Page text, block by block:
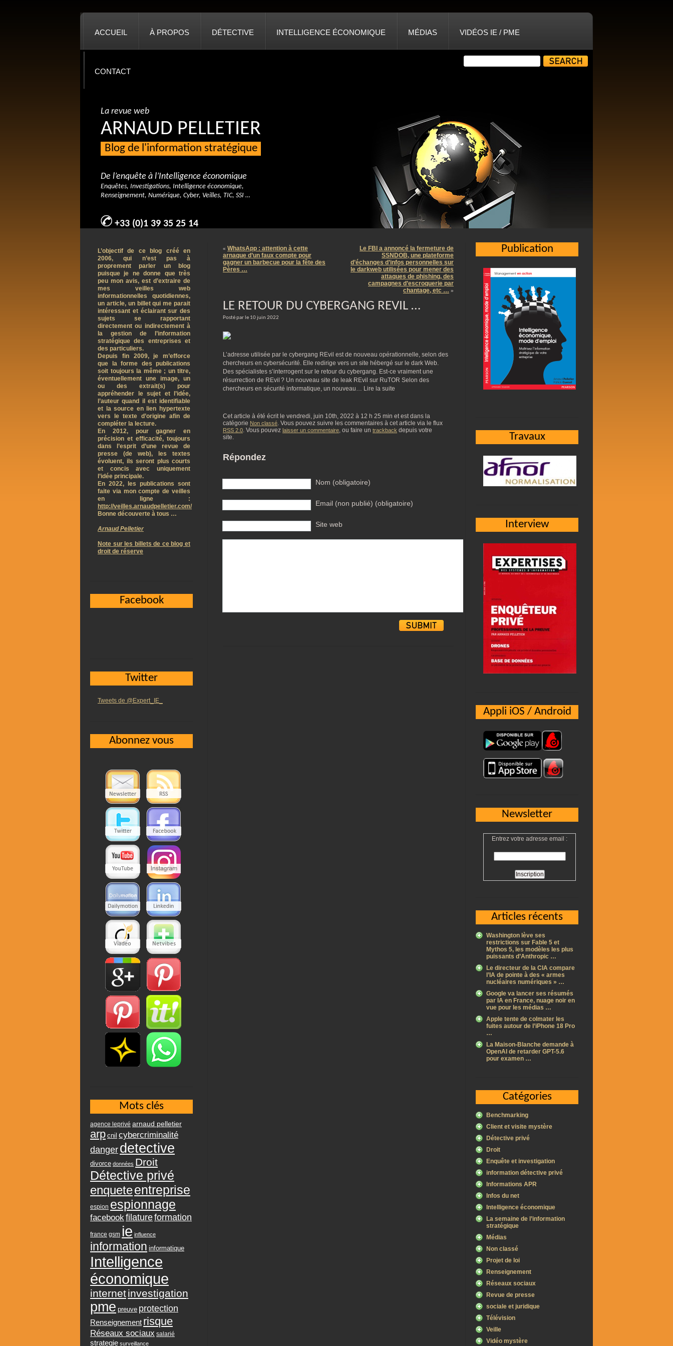
ACCUEIL À PROPOS DÉTECTIVE INTELLIGENCE ÉCONOMIQUE MÉDIAS VIDÉOS IE / PME
CONTACT
La revue web
ARNAUD PELLETIER
Blog de l'information stratégique
De l’enquête à l’Intelligence économique
Enquêtes, Investigations, Intelligence économique,
Renseignement, Numérique, Cyber, Veilles, TIC, SSI …
+33 (0)1 39 35 25 14
« WhatsApp : attention à cette
arnaque d’un faux compte pour
gagner un barbecue pour la fête des
Pères …
Le FBI a annoncé la fermeture de
SSNDOB, une plateforme
d’échanges d’infos personnelles sur
le darkweb utilisées pour mener des
attaques de phishing, des
campagnes d’escroquerie par
chantage, etc … »
LE RETOUR DU CYBERGANG REVIL …
Posté par le 10 juin 2022
L’adresse utilisée par le cybergang REvil est de nouveau opérationnelle, selon des
chercheurs en cybersécurité. Elle redirige vers un site hébergé sur le dark Web.
Des spécialistes s’interrogent sur le retour du cybergang. Est-ce vraiment une
résurrection de REvil ? Un nouveau site de leak REvil sur RuTOR Selon des
chercheurs en sécurité informatique, un nouveau… Lire la suite
Cet article à été écrit le vendredi, juin 10th, 2022 à 12 h 25 min et est dans la
catégorie Non classé. Vous pouvez suivre les commentaires à cet article via le flux
RSS 2.0. Vous pouvez laisser un commentaire, ou faire un trackback depuis votre
site.
Répondez
Nom (obligatoire)
Email (non publié) (obligatoire)
Site web
Publication
Travaux
Interview
Appli iOS / Android
Newsletter
Entrez votre adresse email :
Articles récents
Washington lève ses
restrictions sur Fable 5 et
Mythos 5, les modèles les plus
puissants d’Anthropic …
Le directeur de la CIA compare
l’IA de pointe à des « armes
nucléaires numériques » …
Google va lancer ses résumés
par IA en France, nuage noir en
vue pour les médias …
Apple tente de colmater les
fuites autour de l’iPhone 18 Pro
…
La Maison-Blanche demande à
OpenAI de retarder GPT-5.6
pour examen …
Catégories
Benchmarking
Client et visite mystère
Détective privé
Droit
Enquête et investigation
information détective privé
Informations APR
Infos du net
Intelligence économique
La semaine de l’information
stratégique
Médias
Non classé
Projet de loi
Renseignement
Réseaux sociaux
Revue de presse
sociale et juridique
Télévision
Veille
Vidéo mystère
L’objectif de ce blog créé en
2006, qui n’est pas à
proprement parler un blog
puisque je ne donne que très
peu mon avis, est d’extraire de
mes veilles web
informationnelles quotidiennes,
un article, un billet qui me parait
intéressant et éclairant sur des
sujets se rapportant
directement ou indirectement à
la gestion de l’information
stratégique des entreprises et
des particuliers.
Depuis fin 2009, je m’efforce
que la forme des publications
soit toujours la même ; un titre,
éventuellement une image, un
ou des extrait(s) pour
appréhender le sujet et l’idée,
l’auteur quand il est identifiable
et la source en lien hypertexte
vers le texte d’origine afin de
compléter la lecture.
En 2012, pour gagner en
précision et efficacité, toujours
dans l’esprit d’une revue de
presse (de web), les textes
évoluent, ils seront plus courts
et concis avec uniquement
l’idée principale.
En 2022, les publications sont
faite via mon compte de veilles
en ligne :
http://veilles.arnaudpelletier.com/
Bonne découverte à tous …
Arnaud Pelletier
Note sur les billets de ce blog et
droit de réserve
Facebook
Twitter
Tweets de @Expert_IE_
Abonnez vous
Mots clés
agence leprivé arnaud pelletier
arp cnil cybercriminalité
danger detective
divorce données Droit
Détective privé
enqueteentreprise
espion espionnage
facebookfilatureformation
france gsm ie influence
information informatique
Intelligence
économique
internetinvestigation
pme preuve protection
Renseignement risque
Réseaux sociaux salarié
strategie surveillance